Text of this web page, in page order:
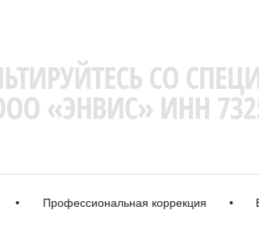
Профессиональная коррекция •